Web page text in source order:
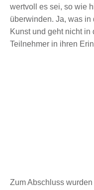
wertvoll es sei, so wie
überwinden. Ja, was in
Kunst und geht nicht
Teilnehmer in ihren
Zum Abschluss